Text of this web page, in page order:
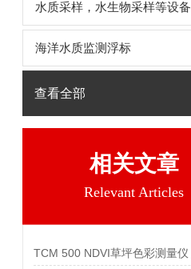
水质采样，水生物采样等设备
海洋水质监测浮标
查看全部
相关文章
Relevant Articles